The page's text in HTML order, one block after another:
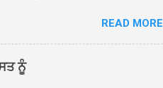
ਤੱਕ ਸਭ ਠੀਕ ਸੀ। ਚੋਰੀ ਦੀ ਘਟਨਾ
ਕੌਰ, ਕਮਲਪ੍ਰੀਤ ਕੌਰ ਅਤੇ ਹਰਵਿੰਦਰ
ਰਾਮ ਸਿੰਘ ਵੱਲੋਂ ਕੀਤੀ ਗਈ ਸੀ
ਦੇ ਮਾਪਿਆਂ ਵਿੱਚ ਭਾਰੀ ਰੋਸ ਹੈ ਅਤੇ
READ MORE
ਨੂੰ